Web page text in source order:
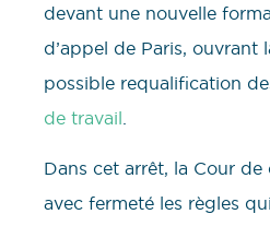
devant une nouvelle
d’appel de Paris, ouvrant
possible requalification
de travail
Dans cet arrêt, la Cour
avec fermeté les règles